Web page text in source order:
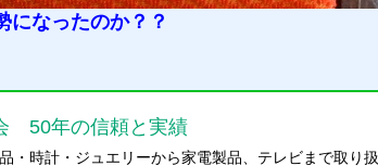
になったのか？？
50年の信頼と実績
・時計・ジュエリーから家電製品、テレビまで取り